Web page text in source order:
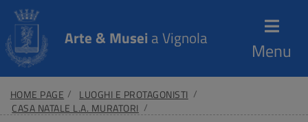
Arte & Musei a Vignola
Menu
HOME PAGE
LUOGHI E PROTAGONISTI
CASA NATALE L.A. MURATORI